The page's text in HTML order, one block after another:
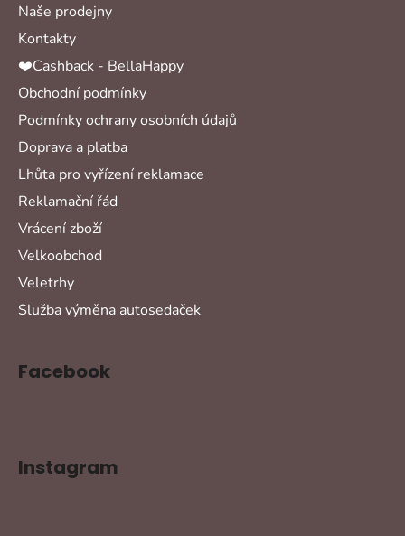
Naše prodejny
Kontakty
❤️Cashback - BellaHappy
Obchodní podmínky
Podmínky ochrany osobních údajů
Doprava a platba
Lhůta pro vyřízení reklamace
Reklamační řád
Vrácení zboží
Velkoobchod
Veletrhy
Služba výměna autosedaček
Facebook
Instagram